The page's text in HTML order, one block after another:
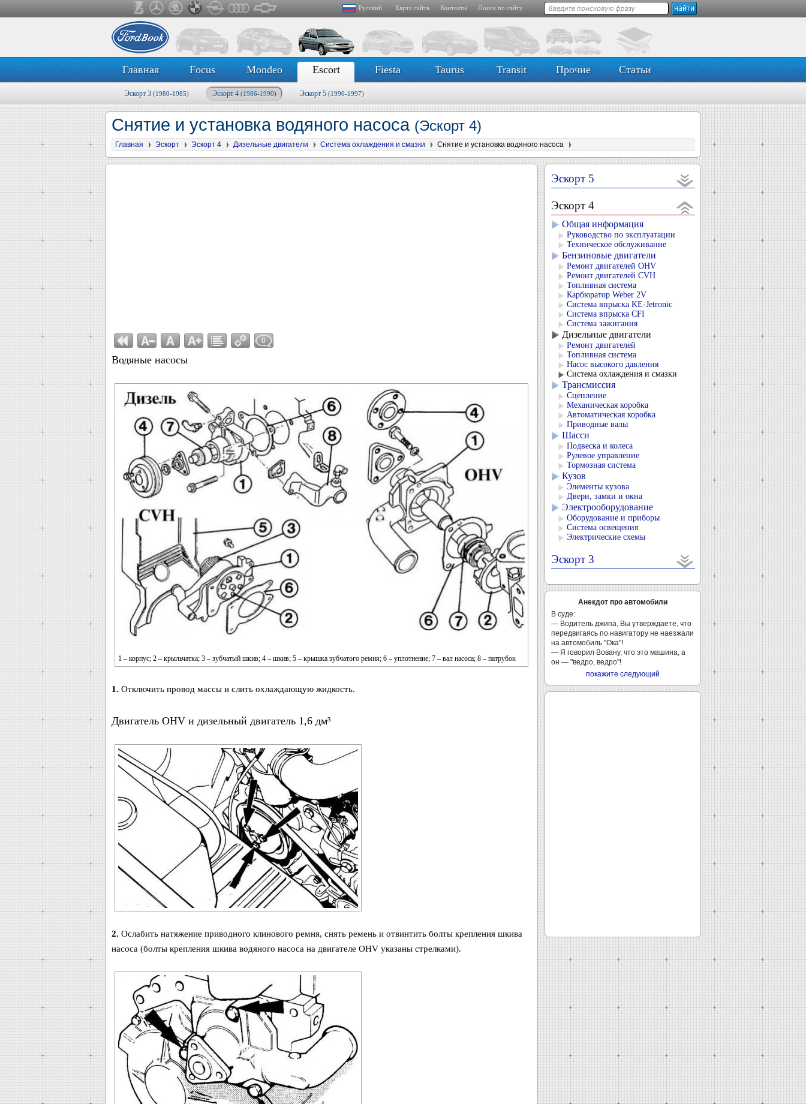
Русский Карта сайта Контакты Поиск по сайту
Главная Focus Mondeo Escort Fiesta Taurus Transit Прочие Статьи
Эскорт 3 (1980-1985) Эскорт 4 (1986-1990) Эскорт 5 (1990-1997)
Снятие и установка водяного насоса (Эскорт 4)
Главная Эскорт Эскорт 4 Дизельные двигатели Система охлаждения и смазки Снятие и установка водяного насоса
0
Водяные насосы
1 – корпус; 2 – крыльчатка; 3 – зубчатый шкив; 4 – шкив; 5 – крышка зубчатого ремня; 6 – уплотнение; 7 – вал насоса; 8 – патрубок
1. Отключить провод массы и слить охлаждающую жидкость.
Двигатель OHV и дизельный двигатель 1,6 дм³
2. Ослабить натяжение приводного клинового ремня, снять ремень и отвинтить болты крепления шкива
насоса (болты крепления шкива водяного насоса на двигателе OHV указаны стрелками).
Эскорт 5
Эскорт 4
Общая информация
Руководство по эксплуатации
Техническое обслуживание
Бензиновые двигатели
Ремонт двигателей OHV
Ремонт двигателей CVH
Топливная система
Карбюратор Weber 2V
Система впрыска KЕ-Jetronic
Система впрыска CFI
Система зажигания
Дизельные двигатели
Ремонт двигателей
Топливная система
Насос высокого давления
Система охлаждения и смазки
Трансмиссия
Сцепление
Механическая коробка
Автоматическая коробка
Приводные валы
Шасси
Подвеска и колеса
Рулевое управление
Тормозная система
Кузов
Элементы кузова
Двери, замки и окна
Электрооборудование
Оборудование и приборы
Система освещения
Электрические схемы
Эскорт 3
Анекдот про автомобили
B суде:
— Водитель джипа, Вы утверждаете, что
передвигаясь по навигатору не наезжали
на автомобиль "Ока"!
— Я говорил Вовану, что это машина, а
он — "ведро, ведро"!
покажите следующий